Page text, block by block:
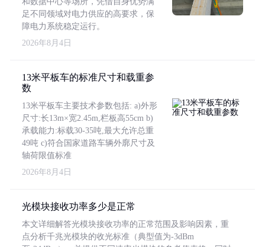
足不同领域对电力供应的高要求，保
障电力系统稳定运行。
2026年8月4日
13米平板车的标准尺寸和载重参
数
13米平板车主要技术参数包括: a)外形
尺寸:长13m×宽2.45m,栏板高55cm b)
承载能力:标载30-35吨,最大允许总重
49吨 c)符合国家道路车辆外廓尺寸及
轴荷限值标准
2026年8月4日
光模块接收功率多少是正常
本文详细解答光模块接收功率的正常范围及影响因素，重
点分析千兆光模块的收光标准（典型值为-3dBm